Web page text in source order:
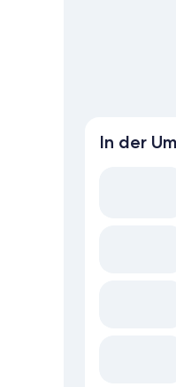
In der